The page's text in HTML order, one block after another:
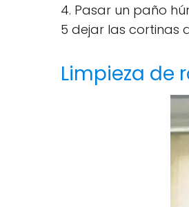
4. Pasar un paño
5 dejar las cortinas
Limpieza de